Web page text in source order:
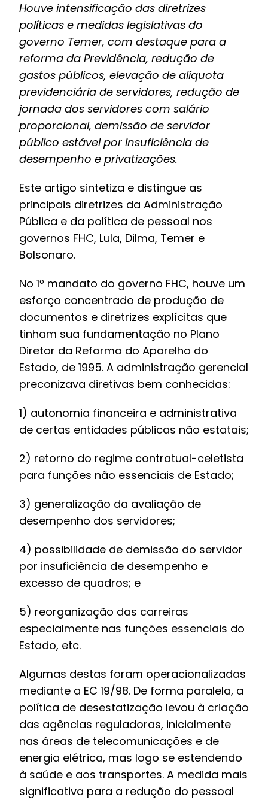
Houve intensificação das diretrizes
políticas e medidas legislativas do
governo Temer, com destaque para a
reforma da Previdência, redução de
gastos públicos, elevação de alíquota
previdenciária de servidores, redução de
jornada dos servidores com salário
proporcional, demissão de servidor
público estável por insuficiência de
desempenho e privatizações.
Este artigo sintetiza e distingue as
principais diretrizes da Administração
Pública e da política de pessoal nos
governos FHC, Lula, Dilma, Temer e
Bolsonaro.
No 1º mandato do governo FHC, houve um
esforço concentrado de produção de
documentos e diretrizes explícitas que
tinham sua fundamentação no Plano
Diretor da Reforma do Aparelho do
Estado, de 1995. A administração gerencial
preconizava diretivas bem conhecidas:
1) autonomia financeira e administrativa
de certas entidades públicas não estatais;
2) retorno do regime contratual-celetista
para funções não essenciais de Estado;
3) generalização da avaliação de
desempenho dos servidores;
4) possibilidade de demissão do servidor
por insuficiência de desempenho e
excesso de quadros; e
5) reorganização das carreiras
especialmente nas funções essenciais do
Estado, etc.
Algumas destas foram operacionalizadas
mediante a EC 19/98. De forma paralela, a
política de desestatização levou à criação
das agências reguladoras, inicialmente
nas áreas de telecomunicações e de
energia elétrica, mas logo se estendendo
à saúde e aos transportes. A medida mais
significativa para a redução do pessoal